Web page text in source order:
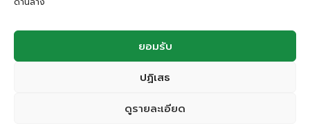
ยอมรับ
ปฏิเสธ
ดูรายละเอียด
office.kps@kalasinpit.ac.th